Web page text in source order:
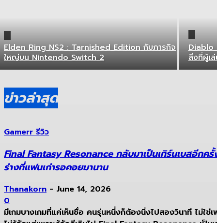
Elden Ring NS2 : Tarnished Edition กับภารกิจ
ใหญ่บน Nintendo Switch 2
Diablo
สิ่งที่ผู้เ
ข่าวล่าสุด
Gamerr รีวิว
Final Fantasy Resonance กลับมาเป็นเทิร์นเบสอีกครั้
ร่างที่แฟนเก่ารอคอยมานาน
Thanakorn - June 14, 2026
0
มีเกมบางเกมที่แค่เห็นชื่อ คนรุ่นหนึ่งก็ต้องนิ่งไปสองวินาที ไม่ใช่เ